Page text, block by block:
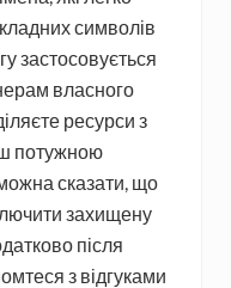
символів
застосовується
власного
ресурси з
потужною
сказати, що
захищену
після
з відгуками